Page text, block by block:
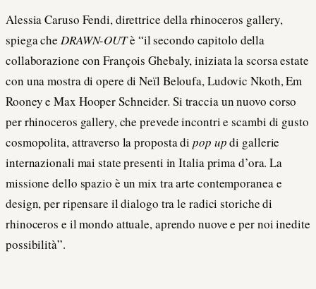
Alessia Caruso Fendi, direttrice della rhinoceros gallery,
spiega che DRAWN-OUTè “il secondo capitolo della
collaborazione con François Ghebaly, iniziata la scorsa estate
con una mostra di opere di Neïl Beloufa, Ludovic Nkoth, Em
Rooney e Max Hooper Schneider. Si traccia un nuovo corso
per rhinoceros gallery, che prevede incontri e scambi di gusto
cosmopolita, attraverso la proposta dipop updi gallerie
internazionali mai state presenti in Italia prima d’ora. La
missione dello spazio è un mix tra arte contemporanea e
design, per ripensare il dialogo tra le radici storiche di
rhinoceros e il mondo attuale, aprendo nuove e per noi inedite
possibilità”.